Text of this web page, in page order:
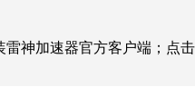
神加速器官方客户端；点